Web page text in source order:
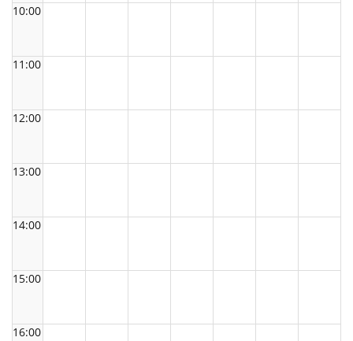
10:00
11:00
12:00
13:00
14:00
15:00
16:00